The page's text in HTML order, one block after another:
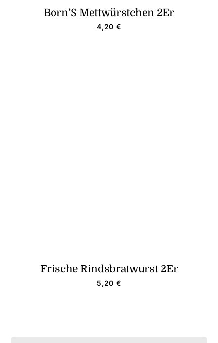
Born’S Mettwürstchen 2Er
4,20 €
Frische Rindsbratwurst 2Er
5,20 €